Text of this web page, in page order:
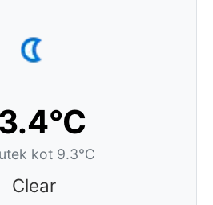
kot 9.3°C
Clear